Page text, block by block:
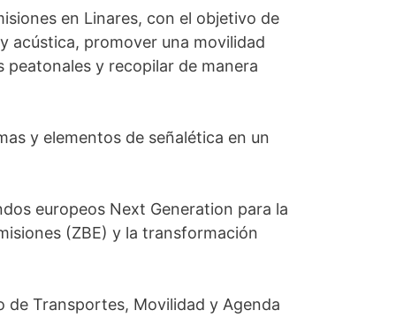
en Linares, con el objetivo de
acústica, promover una movilidad
y recopilar de manera
y elementos de señalética en un
europeos Next Generation para la
(ZBE) y la transformación
Transportes, Movilidad y Agenda